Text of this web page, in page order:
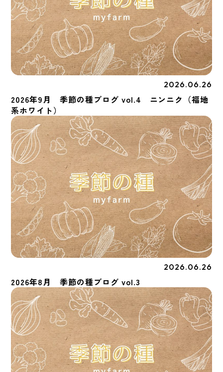
2026.06.26
2026年9月 季節の種ブログ vol.4 ニンニク（福地
系ホワイト）
2026.06.26
2026年8月 季節の種ブログ vol.3